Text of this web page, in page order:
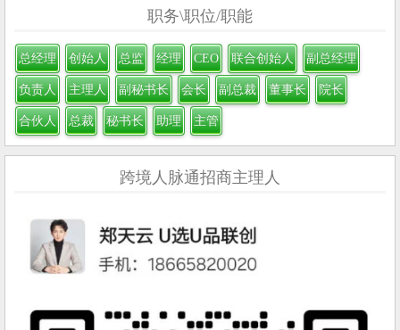
职务\职位/职能
总经理 创始人 总监 经理 CEO 联合创始人 副总经理
负责人 主理人 副秘书长 会长 副总裁 董事长 院长
合伙人 总裁 秘书长 助理 主管
跨境人脉通招商主理人